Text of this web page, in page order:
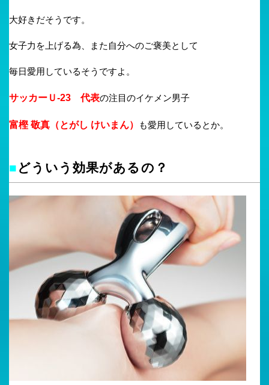
大好きだそうです。
女子力を上げる為、また自分へのご褒美として
毎日愛用しているそうですよ。
サッカーＵ-23 代表の注目のイケメン男子
富樫 敬真（とがし けいまん） も愛用しているとか。
■ どういう効果があるの？